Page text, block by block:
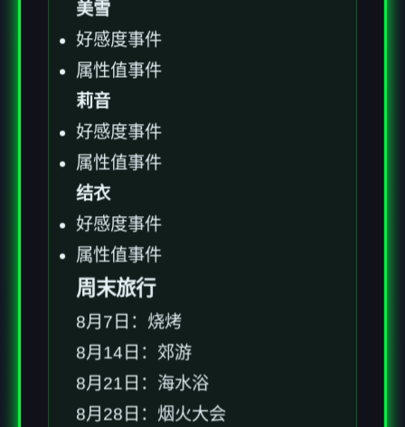
美雪
好感度事件
属性值事件
莉音
好感度事件
属性值事件
结衣
好感度事件
属性值事件
周末旅行
8月7日：烧烤
8月14日：郊游
8月21日：海水浴
8月28日：烟火大会